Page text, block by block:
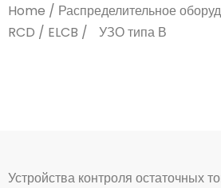
Home / Распределительное
RCD / ELCB / УЗО типа В
Устройства контроля остаточных